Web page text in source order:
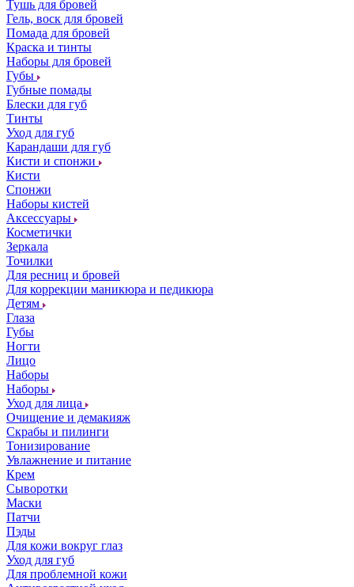
Тушь для бровей
Гель, воск для бровей
Помада для бровей
Краска и тинты
Наборы для бровей
Губы
Губные помады
Блески для губ
Тинты
Уход для губ
Карандаши для губ
Кисти и спонжи
Кисти
Спонжи
Наборы кистей
Аксессуары
Косметички
Зеркала
Точилки
Для ресниц и бровей
Для коррекции маникюра и педикюра
Детям
Глаза
Губы
Ногти
Лицо
Наборы
Наборы
Уход для лица
Очищение и демакияж
Скрабы и пилинги
Тонизирование
Увлажнение и питание
Крем
Сыворотки
Маски
Патчи
Пэды
Для кожи вокруг глаз
Уход для губ
Для проблемной кожи